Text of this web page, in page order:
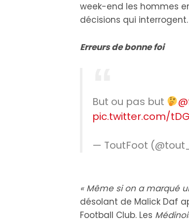
week-end les hommes
décisions qui interrogent.
Erreurs de bonne foi
But ou pas but
pic.twitter.com/
— ToutFoot
« Même si on a marqué
désolant de Malick Daf
Football Club. Les